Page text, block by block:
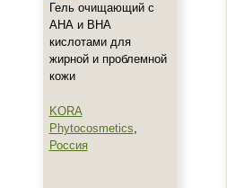
Франция
Тип товара
Масло
Масло для лица
Гель очищающий с
АНА и ВНА
кислотами для
жирной и проблемной
кожи
KORA
Phytocosmetics,
Россия